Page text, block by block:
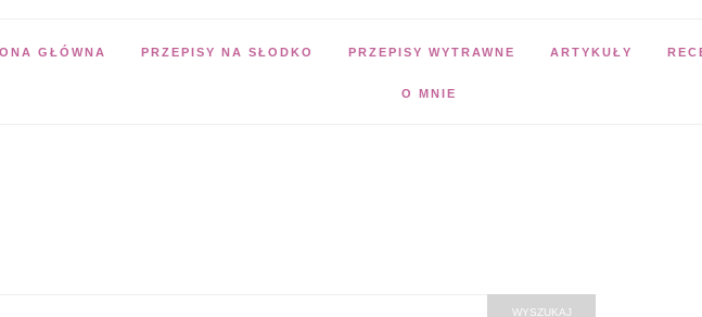
GŁÓWNA PRZEPISY NA SŁODKO PRZEPISY WYTRAWNE ARTYKUŁY
O MNIE